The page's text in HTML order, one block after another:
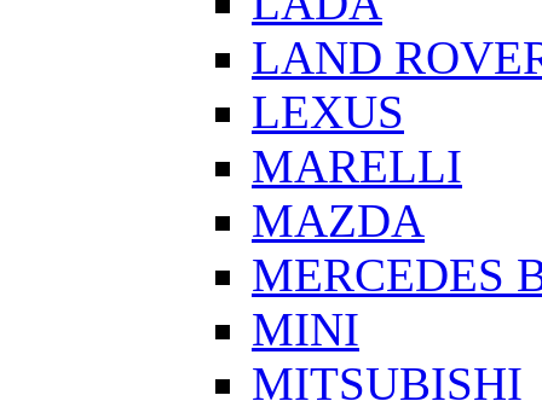
LAND
LEXUS
MARELLI
MAZDA
MERCEDES
MINI
MITSUBISHI